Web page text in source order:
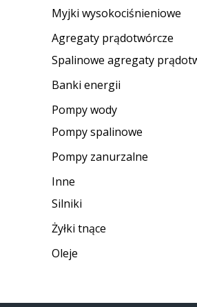
Myjki wysokociśnieniowe
Agregaty prądotwórcze
Spalinowe agregaty
Banki energii
Pompy wody
Pompy spalinowe
Pompy zanurzalne
Inne
Silniki
Żyłki tnące
Oleje